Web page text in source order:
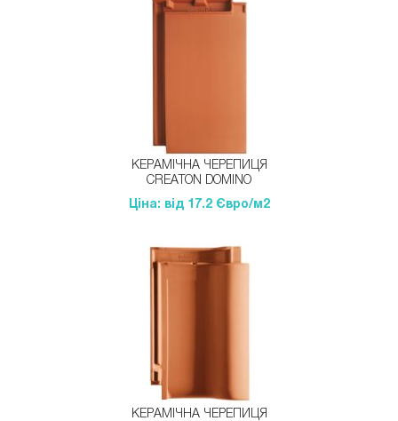
КЕРАМІЧНА ЧЕРЕПИЦЯ
CREATON DOMINO
Ціна: від 17.2 Євро/м2
КЕРАМІЧНА ЧЕРЕПИЦЯ